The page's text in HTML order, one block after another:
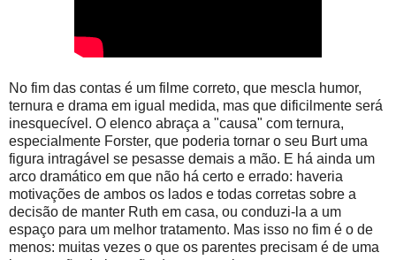
No fim das contas é um filme correto, que mescla humor,
ternura e drama em igual medida, mas que dificilmente será
inesquecível. O elenco abraça a "causa" com ternura,
especialmente Forster, que poderia tornar o seu Burt uma
figura intragável se pesasse demais a mão. E há ainda um
arco dramático em que não há certo e errado: haveria
motivações de ambos os lados e todas corretas sobre a
decisão de manter Ruth em casa, ou conduzi-la a um
espaço para um melhor tratamento. Mas isso no fim é o de
menos: muitas vezes o que os parentes precisam é de uma